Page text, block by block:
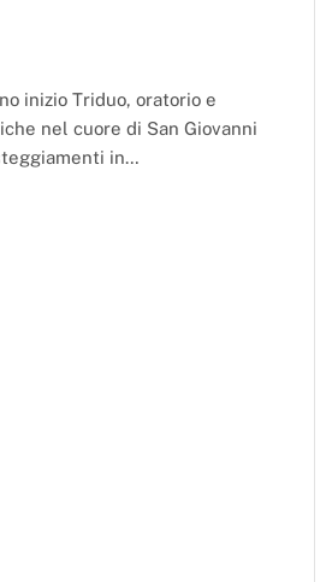
inizio Triduo, oratorio e
nel cuore di San Giovanni
in…